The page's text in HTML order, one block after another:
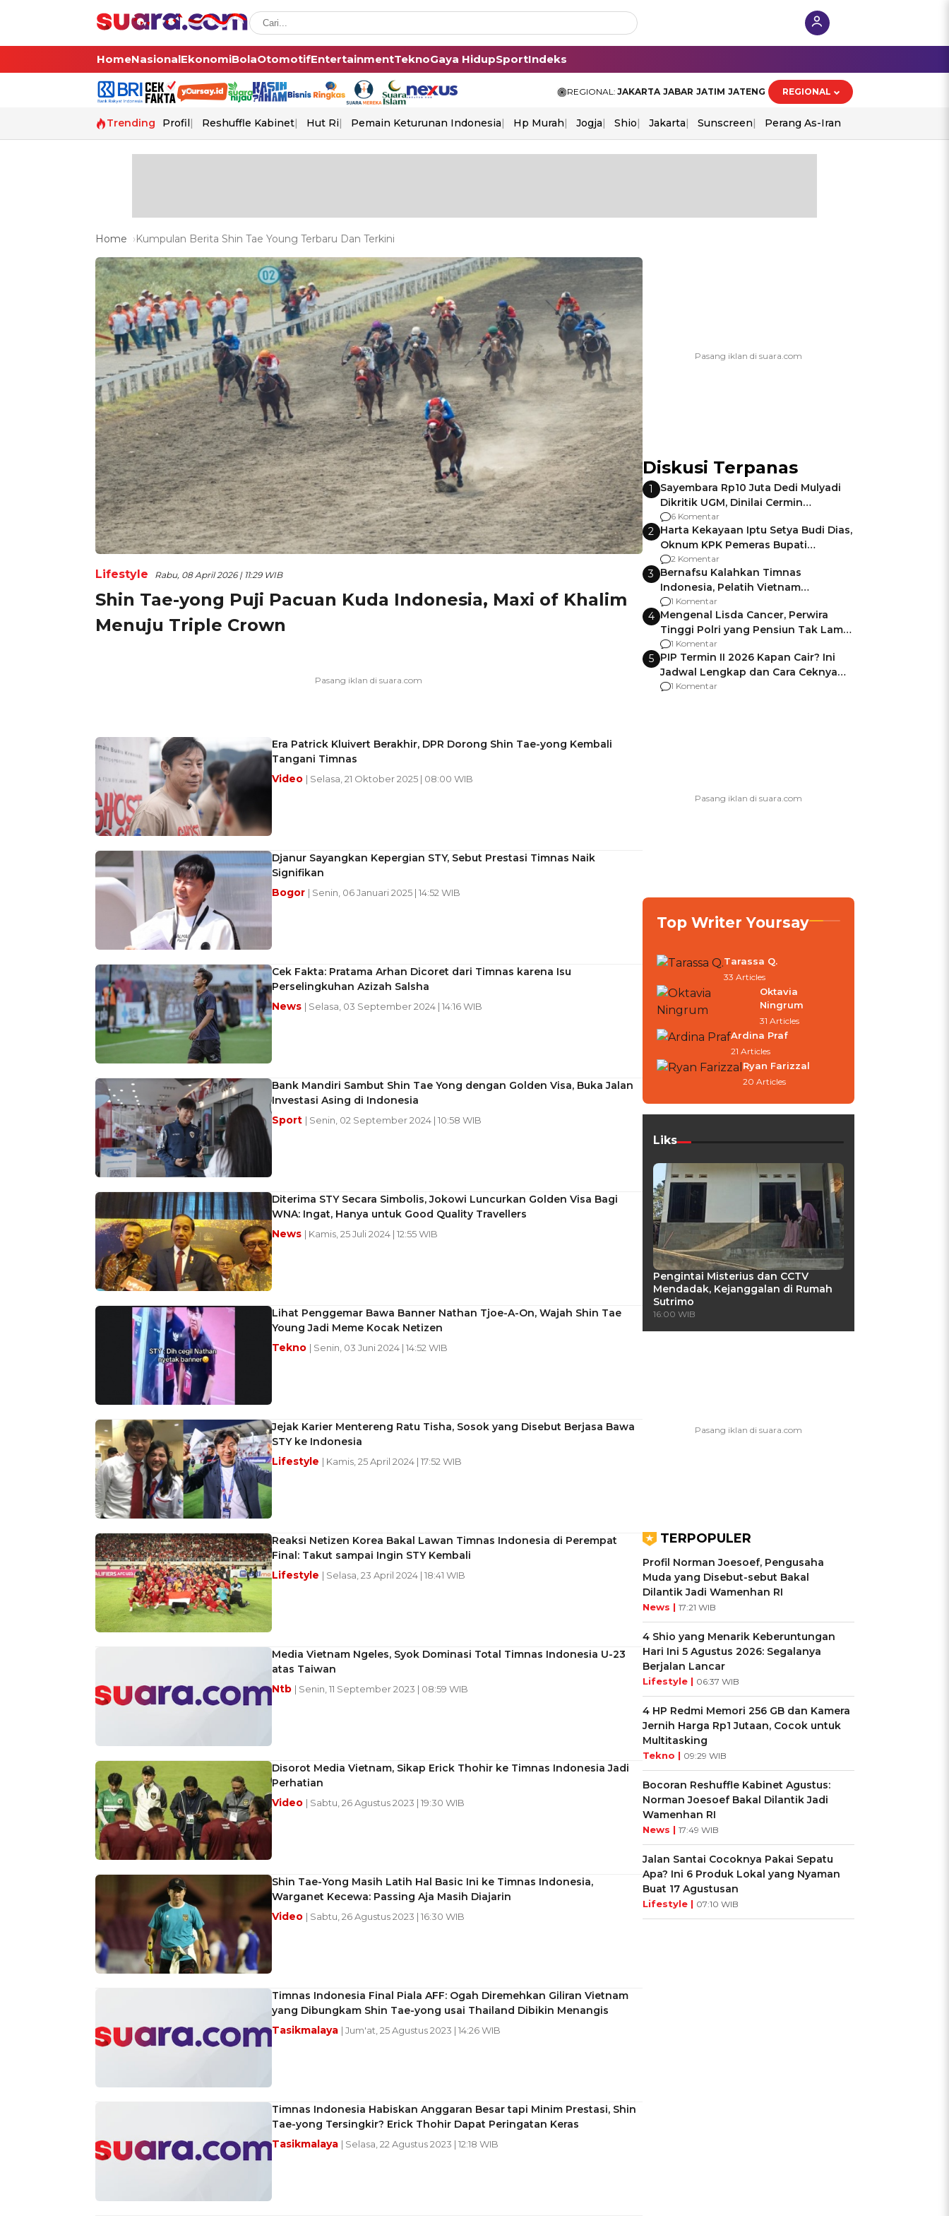
HomeNasionalEkonomiBolaOtomotifEntertainmentTeknoGaya HidupSportIndeks
REGIONAL: JAKARTA JABAR JATIM JATENG REGIONAL
Trending Profil Reshuffle Kabinet Hut Ri Pemain Keturunan Indonesia Hp Murah Jogja Shio Jakarta Sunscreen Perang As-Iran
Home Kumpulan Berita Shin Tae Young Terbaru Dan Terkini
Lifestyle Rabu, 08 April 2026 | 11:29 WIB
Shin Tae-yong Puji Pacuan Kuda Indonesia, Maxi of Khalim
Menuju Triple Crown
Era Patrick Kluivert Berakhir, DPR Dorong Shin Tae-yong Kembali
Tangani Timnas
Video | Selasa, 21 Oktober 2025 | 08:00 WIB
Djanur Sayangkan Kepergian STY, Sebut Prestasi Timnas Naik
Signifikan
Bogor | Senin, 06 Januari 2025 | 14:52 WIB
Cek Fakta: Pratama Arhan Dicoret dari Timnas karena Isu
Perselingkuhan Azizah Salsha
News | Selasa, 03 September 2024 | 14:16 WIB
Bank Mandiri Sambut Shin Tae Yong dengan Golden Visa, Buka Jalan
Investasi Asing di Indonesia
Sport | Senin, 02 September 2024 | 10:58 WIB
Diterima STY Secara Simbolis, Jokowi Luncurkan Golden Visa Bagi
WNA: Ingat, Hanya untuk Good Quality Travellers
News | Kamis, 25 Juli 2024 | 12:55 WIB
Lihat Penggemar Bawa Banner Nathan Tjoe-A-On, Wajah Shin Tae
Young Jadi Meme Kocak Netizen
Tekno | Senin, 03 Juni 2024 | 14:52 WIB
Jejak Karier Mentereng Ratu Tisha, Sosok yang Disebut Berjasa Bawa
STY ke Indonesia
Lifestyle | Kamis, 25 April 2024 | 17:52 WIB
Reaksi Netizen Korea Bakal Lawan Timnas Indonesia di Perempat
Final: Takut sampai Ingin STY Kembali
Lifestyle | Selasa, 23 April 2024 | 18:41 WIB
Media Vietnam Ngeles, Syok Dominasi Total Timnas Indonesia U-23
atas Taiwan
Ntb | Senin, 11 September 2023 | 08:59 WIB
Disorot Media Vietnam, Sikap Erick Thohir ke Timnas Indonesia Jadi
Perhatian
Video | Sabtu, 26 Agustus 2023 | 19:30 WIB
Shin Tae-Yong Masih Latih Hal Basic Ini ke Timnas Indonesia,
Warganet Kecewa: Passing Aja Masih Diajarin
Video | Sabtu, 26 Agustus 2023 | 16:30 WIB
Timnas Indonesia Final Piala AFF: Ogah Diremehkan Giliran Vietnam
yang Dibungkam Shin Tae-yong usai Thailand Dibikin Menangis
Tasikmalaya | Jum'at, 25 Agustus 2023 | 14:26 WIB
Timnas Indonesia Habiskan Anggaran Besar tapi Minim Prestasi, Shin
Tae-yong Tersingkir? Erick Thohir Dapat Peringatan Keras
Tasikmalaya | Selasa, 22 Agustus 2023 | 12:18 WIB
Diskusi Terpanas
1
Sayembara Rp10 Juta Dedi Mulyadi
Dikritik UGM, Dinilai Cermin
Gagalnya Negara Jamin Keamanan
6 Komentar
2 Harta Kekayaan Iptu Setya Budi Dias,
Oknum KPK Pemeras Bupati
Pemalang
2 Komentar
3 Bernafsu Kalahkan Timnas
Indonesia, Pelatih Vietnam
Berencana Pakai Jimat di Pakansari
1 Komentar
4 Mengenal Lisda Cancer, Perwira
Tinggi Polri yang Pensiun Tak Lama
Usai Jadi Brigjen
1 Komentar
5 PIP Termin II 2026 Kapan Cair? Ini
Jadwal Lengkap dan Cara Ceknya
agar Dana Tidak Hangus!
1 Komentar
Top Writer Yoursay
Tarassa Q.
33 Articles
Oktavia
Ningrum
31 Articles
Ardina Praf
21 Articles
Ryan Farizzal
20 Articles
Liks
Pengintai Misterius dan CCTV
Mendadak, Kejanggalan di Rumah
Sutrimo
16:00 WIB
TERPOPULER
Profil Norman Joesoef, Pengusaha
Muda yang Disebut-sebut Bakal
Dilantik Jadi Wamenhan RI
News | 17:21 WIB
4 Shio yang Menarik Keberuntungan
Hari Ini 5 Agustus 2026: Segalanya
Berjalan Lancar
Lifestyle | 06:37 WIB
4 HP Redmi Memori 256 GB dan Kamera
Jernih Harga Rp1 Jutaan, Cocok untuk
Multitasking
Tekno | 09:29 WIB
Bocoran Reshuffle Kabinet Agustus:
Norman Joesoef Bakal Dilantik Jadi
Wamenhan RI
News | 17:49 WIB
Jalan Santai Cocoknya Pakai Sepatu
Apa? Ini 6 Produk Lokal yang Nyaman
Buat 17 Agustusan
Lifestyle | 07:10 WIB